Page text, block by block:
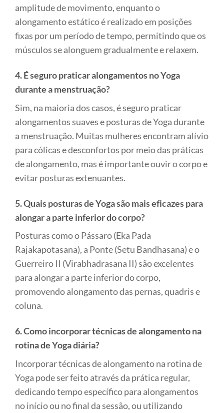
amplitude de movimento, enquanto o
alongamento estático é realizado em posições
fixas por um período de tempo, permitindo que os
músculos se alonguem gradualmente e relaxem.
4. É seguro praticar alongamentos no Yoga
durante a menstruação?
Sim, na maioria dos casos, é seguro praticar
alongamentos suaves e posturas de Yoga durante
a menstruação. Muitas mulheres encontram alívio
para cólicas e desconfortos por meio das práticas
de alongamento, mas é importante ouvir o corpo e
evitar posturas extenuantes.
5. Quais posturas de Yoga são mais eficazes para
alongar a parte inferior do corpo?
Posturas como o Pássaro (Eka Pada
Rajakapotasana), a Ponte (Setu Bandhasana) e o
Guerreiro II (Virabhadrasana II) são excelentes
para alongar a parte inferior do corpo,
promovendo alongamento das pernas, quadris e
coluna.
6. Como incorporar técnicas de alongamento na
rotina de Yoga diária?
Incorporar técnicas de alongamento na rotina de
Yoga pode ser feito através da prática regular,
dedicando tempo específico para alongamentos
no início ou no final da sessão, ou utilizando